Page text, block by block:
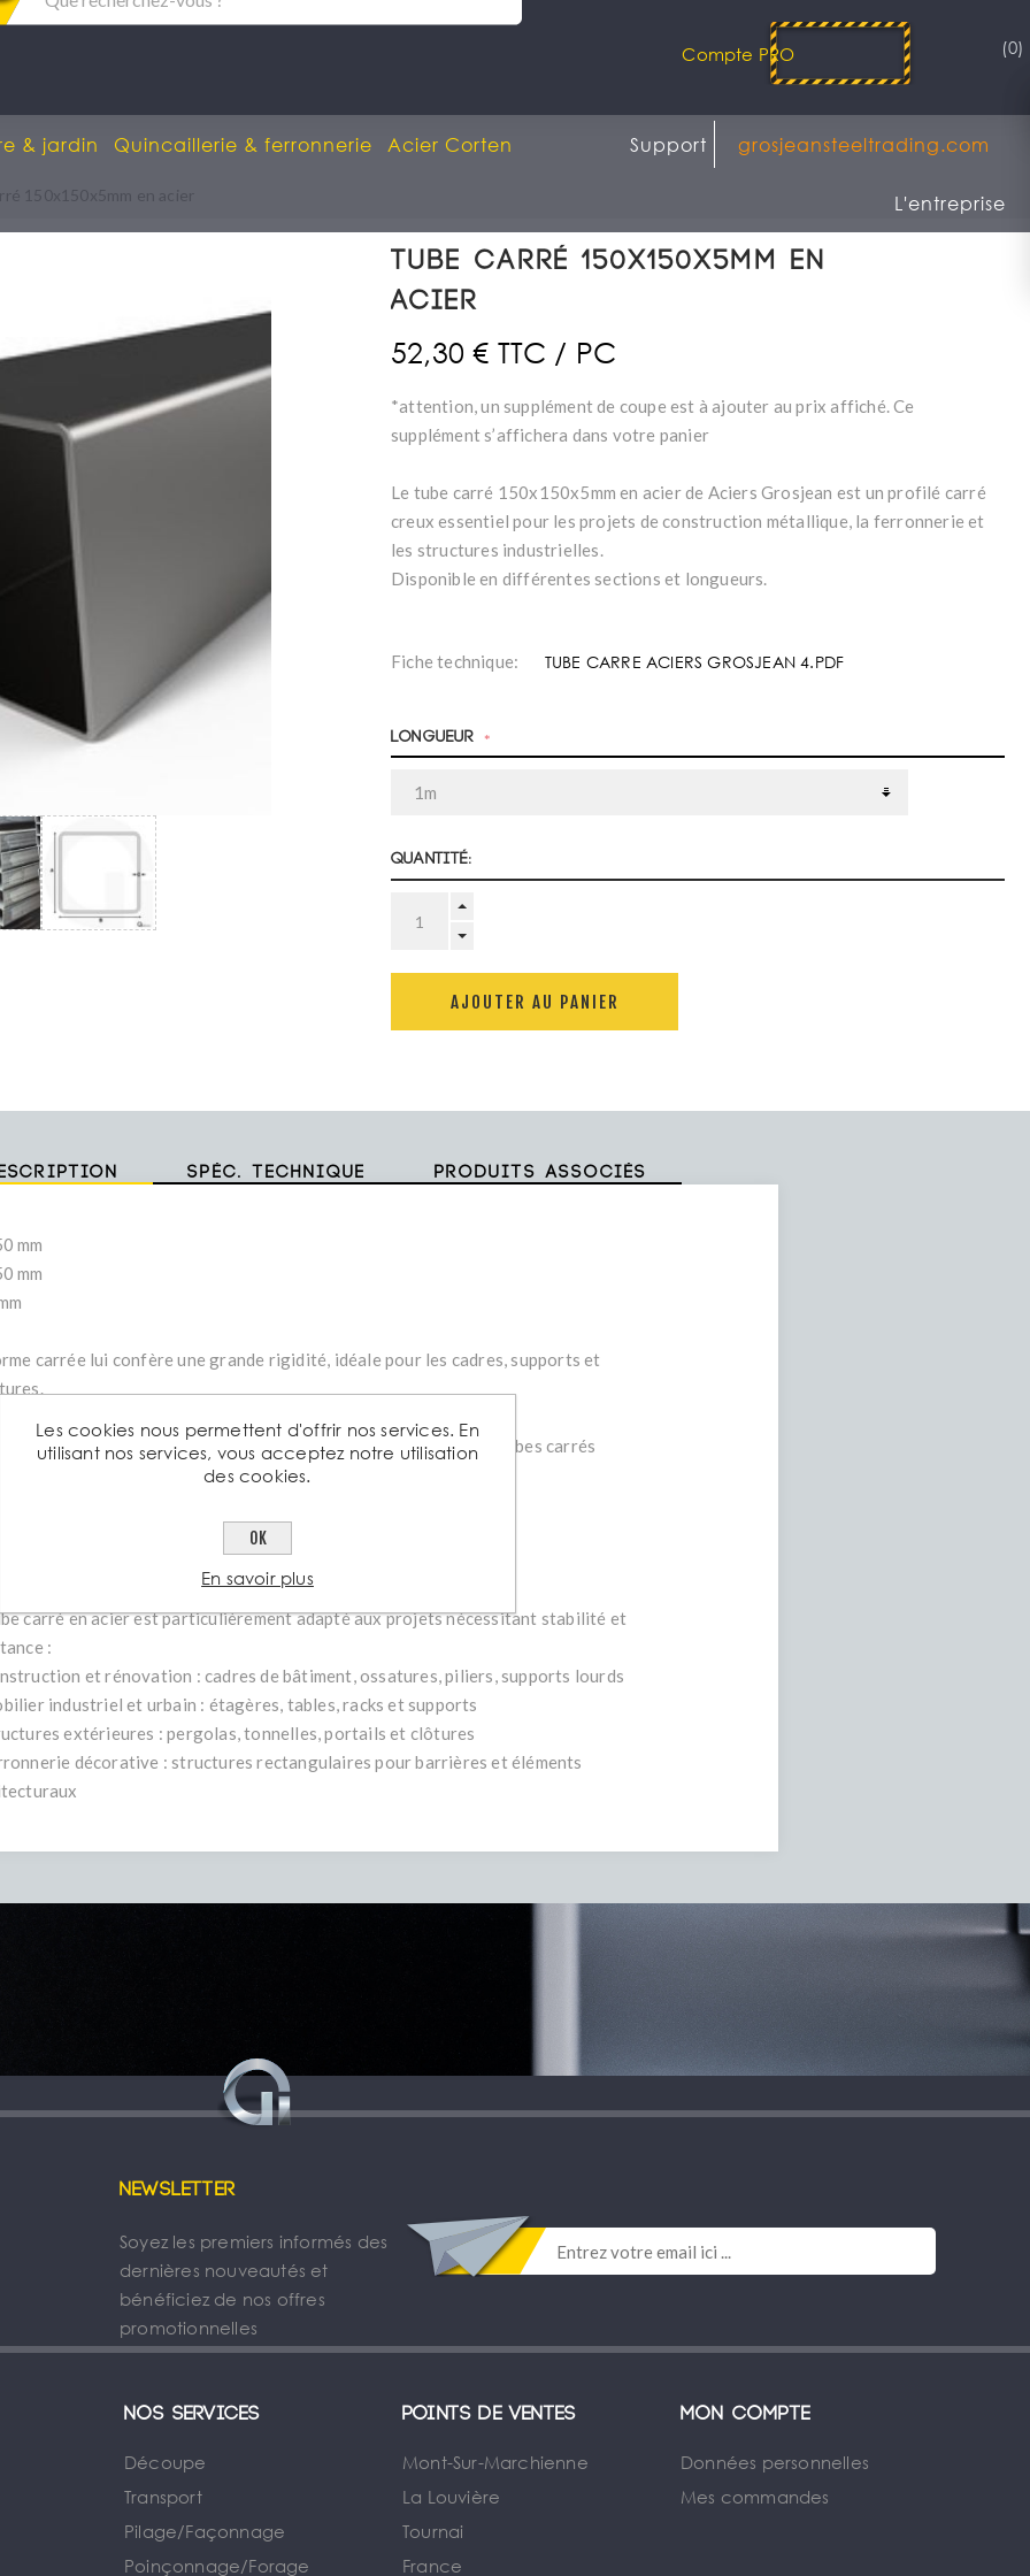
Compte PRO (0)
& jardin Quincaillerie & ferronnerie Acier Corten grosjeansteeltrading.com
Support
L'entreprise
150x150x5mm en acier
Tube carré 150x150x5mm en
acier
52,30 € TTC / PC
*attention, un supplément de coupe est à ajouter au prix affiché. Ce
supplément s’affichera dans votre panier
Le tube carré 150x150x5mm en acier de Aciers Grosjean est un profilé carré
creux essentiel pour les projets de construction métallique, la ferronnerie et
les structures industrielles.
Disponible en différentes sections et longueurs.
Fiche technique: TUBE CARRE ACIERS GROSJEAN 4.PDF
Longueur *
Quantité:
AJOUTER AU PANIER
Spéc. technique Produits associés
mm
mm
carrée lui confère une grande rigidité, idéale pour les cadres, supports et
par formage à froid à partir de tôles laminées à chaud, nos tubes carrés
:
uniforme aux contraintes mécaniques
dimensionnelle conforme à la norme EN 10219
lisse et esthétique, facile à peindre ou à revêtir
carré en acier est particulièrement adapté aux projets nécessitant stabilité et
:
et rénovation : cadres de bâtiment, ossatures, piliers, supports lourds
industriel et urbain : étagères, tables, racks et supports
extérieures : pergolas, tonnelles, portails et clôtures
décorative : structures rectangulaires pour barrières et éléments
Newsletter
Soyez les premiers informés des
dernières nouveautés et
bénéficiez de nos offres
promotionnelles
Nos services
Découpe
Transport
Pilage/Façonnage
Poinçonnage/Forage
Points de ventes
Mont-Sur-Marchienne
La Louvière
Tournai
France
Mon compte
Données personnelles
Mes commandes
Les cookies nous permettent d'offrir nos services. En
utilisant nos services, vous acceptez notre utilisation
des cookies.
OK
En savoir plus